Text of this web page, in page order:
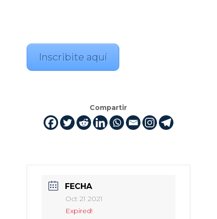
Inscribite aquí
Compartir
FECHA
Oct 21 2021
Expired!